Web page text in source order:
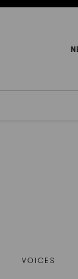
VOICES